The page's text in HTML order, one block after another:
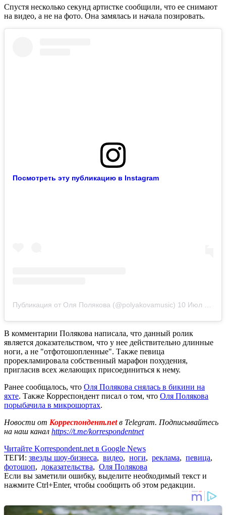
Спустя несколько секунд артистке сообщили, что ее снимают
на видео, а не на фото. Она замялась и начала позировать.
Посмотреть эту публикацию в Instagram
Публикация от Оля Полякова (@polyakovamusic) 10 Июл 2020 в 6:20 PDT
В комментарии Полякова написала, что данный ролик
является доказательством, что у нее действительно длинные
ноги, а не "отфотошопленные". Также певица
прорекламировала собственный марафон похудения,
пригласив всех желающих присоединиться к нему.
Ранее сообщалось, что Оля Полякова снялась в бикини на
яхте. Также Корреспондент писал о том, что Оля Полякова
порыбачила в микрошортах.
Новости от Корреспондент.netв Telegram. Подписывайтесь
на наш канал https://t.me/korrespondentnet
Читайте Korrespondent.net в Google News
ТЕГИ: звезды шоу-бизнеса, видео, ноги, реклама, певица,
фотошоп, доказательства, Оля Полякова
Если вы заметили ошибку, выделите необходимый текст и
нажмите Ctrl+Enter, чтобы сообщить об этом редакции.